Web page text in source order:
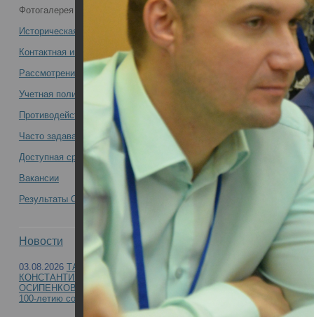
медиков -
Фотогалерея
Историческая справка
Контактная информация
Рассмотрение обращений
Учетная политика учреждения
Противодействие коррупции
Часто задаваемые вопросы
Доступная среда
Вакансии
Результаты СОУТ
Новости
03.08.2026 ТАМАРА
КОНСТАНТИНОВНА
ОСИПЕНКОВА-ВИЧТОМОВА (к
100-летию со дня рождения)